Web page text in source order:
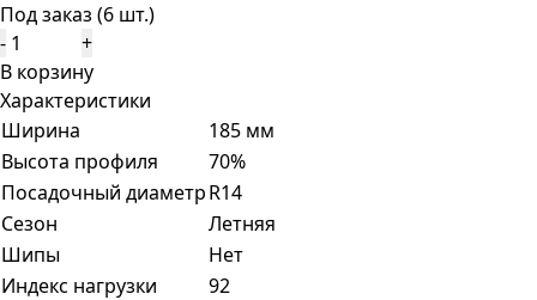
Под заказ (6 шт.)
-
+
В корзину
Характеристики
Ширина
185 мм
Высота профиля
70%
Посадочный диаметрR14
Сезон
Летняя
Шипы
Нет
Индекс нагрузки
92